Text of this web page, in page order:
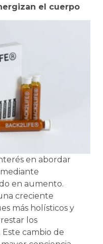
el cuerpo
en abordar
mediante
en aumento.
creciente
más holísticos y
los
cambio de